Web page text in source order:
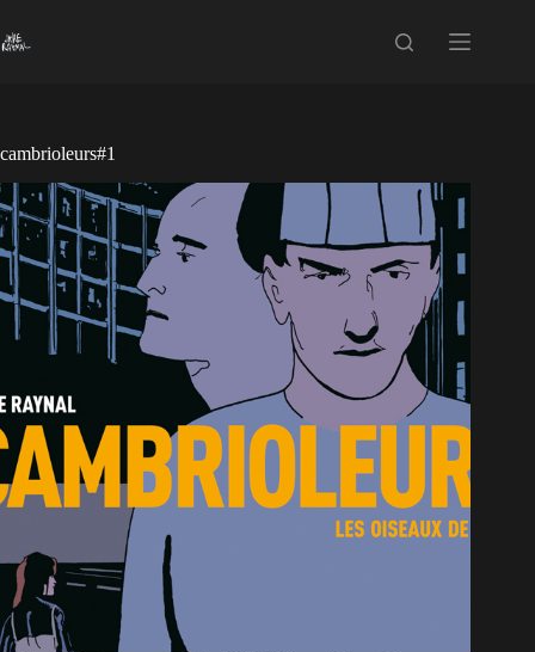
au
contenu
cambrioleurs#1